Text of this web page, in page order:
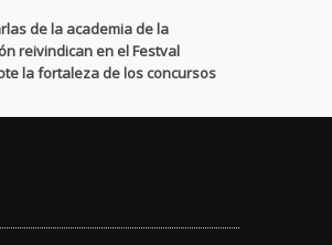
de la academia de la
reivindican en el Festval
la fortaleza de los concursos